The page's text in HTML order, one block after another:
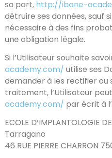
sa part, http://ibone-
détruire ses données, sauf
nécessaire à des fins
une obligation légale.
Si l’Utilisateur souhaite
academy.com/ utilise ses
demander à les rectifier ou
traitement, l’Utilisateur
academy.com/ par écrit à
ECOLE D’IMPLANTOLOGIE
Tarragano
46 RUE PIERRE CHARRON